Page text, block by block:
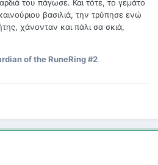
του πάγωσε. Και τότε, το γεμάτο
βασιλιά, την τρύπησε ενώ
χάνονταν και πάλι σα σκιά,
of the RuneRing #2